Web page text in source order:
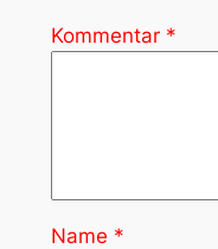
Kommentar *
Name *